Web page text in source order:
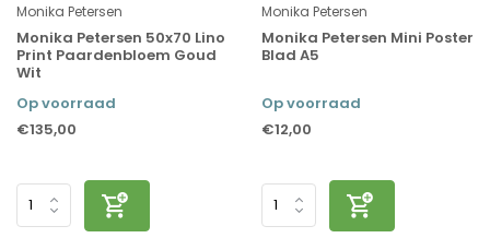
Monika Petersen
Monika Petersen 50x70 Lino
Print Paardenbloem Goud
Wit
Op voorraad
€135,00
Monika Petersen
Monika Petersen Mini Poster
Blad A5
Op voorraad
€12,00